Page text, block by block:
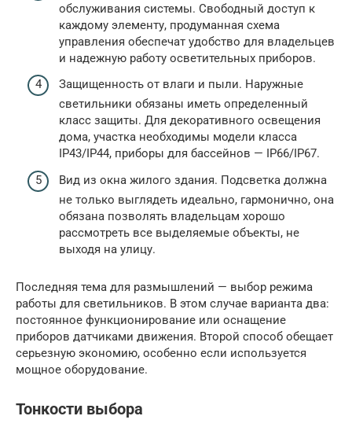
обслуживания системы. Свободный доступ к
каждому элементу, продуманная схема
управления обеспечат удобство для владельцев
и надежную работу осветительных приборов.
Защищенность от влаги и пыли. Наружные
светильники обязаны иметь определенный
класс защиты. Для декоративного освещения
дома, участка необходимы модели класса
IP43/IP44, приборы для бассейнов — IP66/IP67.
Вид из окна жилого здания. Подсветка должна
не только выглядеть идеально, гармонично, она
обязана позволять владельцам хорошо
рассмотреть все выделяемые объекты, не
выходя на улицу.
Последняя тема для размышлений — выбор режима
работы для светильников. В этом случае варианта два:
постоянное функционирование или оснащение
приборов датчиками движения. Второй способ обещает
серьезную экономию, особенно если используется
мощное оборудование.
Тонкости выбора